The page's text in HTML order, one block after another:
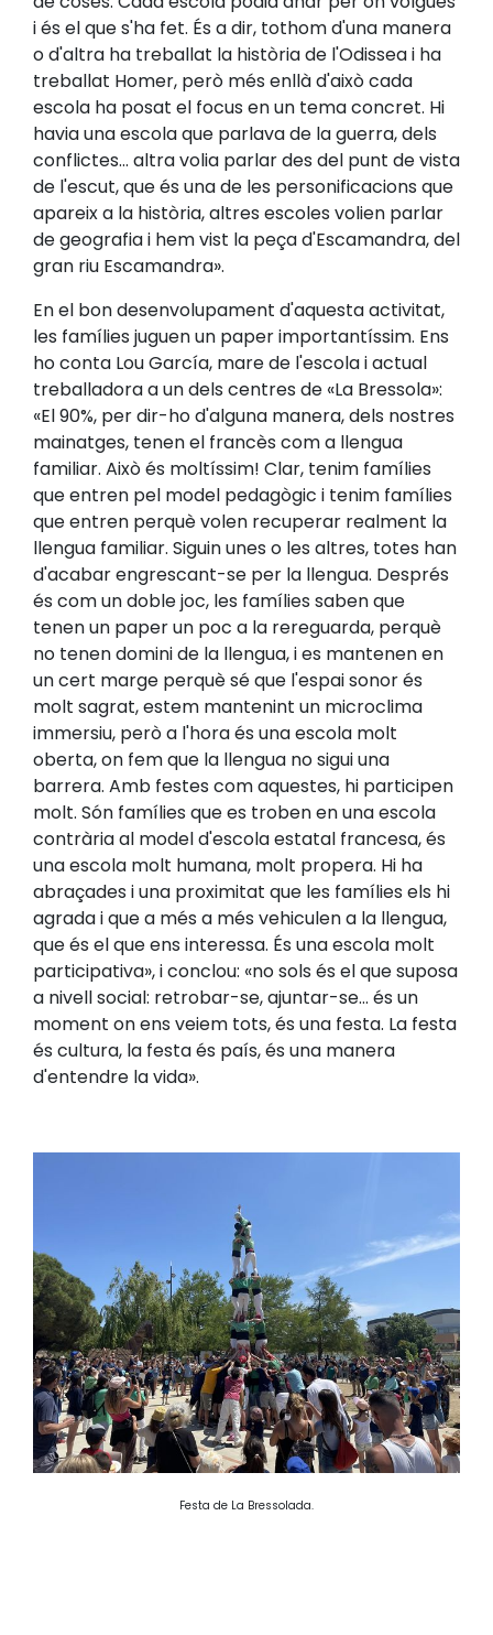
i és el que s'ha fet. És a dir, tothom d'una manera
o d'altra ha treballat la història de l'Odissea i ha
treballat Homer, però més enllà d'això cada
escola ha posat el focus en un tema concret. Hi
havia una escola que parlava de la guerra, dels
conflictes... altra volia parlar des del punt de vista
de l'escut, que és una de les personificacions que
apareix a la història, altres escoles volien parlar
de geografia i hem vist la peça d'Escamandra, del
gran riu Escamandra».
En el bon desenvolupament d'aquesta activitat,
les famílies juguen un paper importantíssim. Ens
ho conta Lou García, mare de l'escola i actual
treballadora a un dels centres de «La Bressola»:
«El 90%, per dir-ho d'alguna manera, dels nostres
mainatges, tenen el francès com a llengua
familiar. Això és moltíssim! Clar, tenim famílies
que entren pel model pedagògic i tenim famílies
que entren perquè volen recuperar realment la
llengua familiar. Siguin unes o les altres, totes han
d'acabar engrescant-se per la llengua. Després
és com un doble joc, les famílies saben que
tenen un paper un poc a la rereguarda, perquè
no tenen domini de la llengua, i es mantenen en
un cert marge perquè sé que l'espai sonor és
molt sagrat, estem mantenint un microclima
immersiu, però a l'hora és una escola molt
oberta, on fem que la llengua no sigui una
barrera. Amb festes com aquestes, hi participen
molt. Són famílies que es troben en una escola
contrària al model d'escola estatal francesa, és
una escola molt humana, molt propera. Hi ha
abraçades i una proximitat que les famílies els hi
agrada i que a més a més vehiculen a la llengua,
que és el que ens interessa. És una escola molt
participativa», i conclou: «no sols és el que suposa
a nivell social: retrobar-se, ajuntar-se... és un
moment on ens veiem tots, és una festa. La festa
és cultura, la festa és país, és una manera
d'entendre la vida».
Festa de La Bressolada.